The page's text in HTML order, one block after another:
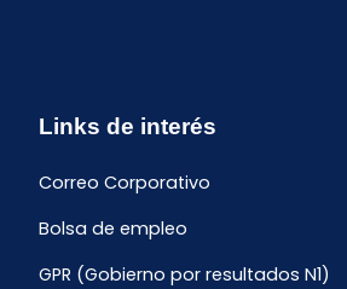
Links de interés
Correo Corporativo
Bolsa de empleo
GPR (Gobierno por resultados N1)